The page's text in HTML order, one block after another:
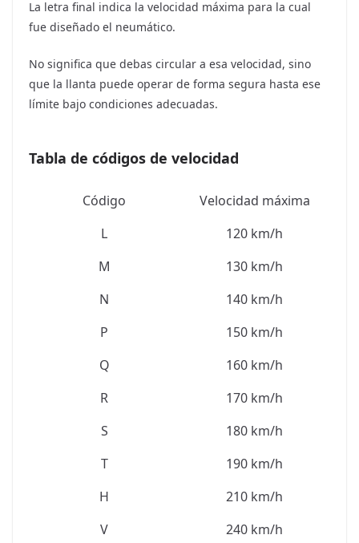
La letra final indica la velocidad máxima para la cual
fue diseñado el neumático.
No significa que debas circular a esa velocidad, sino
que la llanta puede operar de forma segura hasta ese
límite bajo condiciones adecuadas.
Tabla de códigos de velocidad
Código
Velocidad máxima
L
120 km/h
M
130 km/h
N
140 km/h
P
150 km/h
Q
160 km/h
R
170 km/h
S
180 km/h
T
190 km/h
H
210 km/h
V
240 km/h